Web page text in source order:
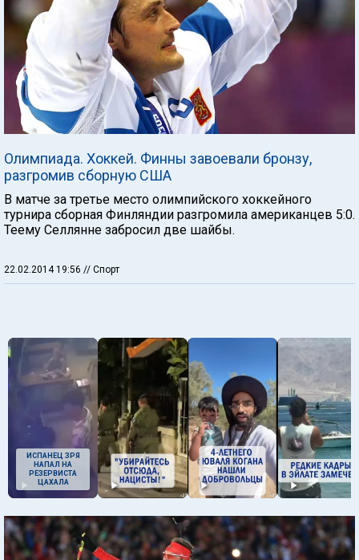
Олимпиада. Хоккей. Финны завоевали бронзу,
разгромив сборную США
В матче за третье место олимпийского хоккейного
турнира сборная Финляндии разгромила американцев 5:0.
Теему Селлянне забросил две шайбы.
22.02.2014 19:56 // Спорт
ИСПАНЕЦ ЗРЯ
НАПАЛ НА
РЕЗЕРВИСТА
ЦАХАЛА